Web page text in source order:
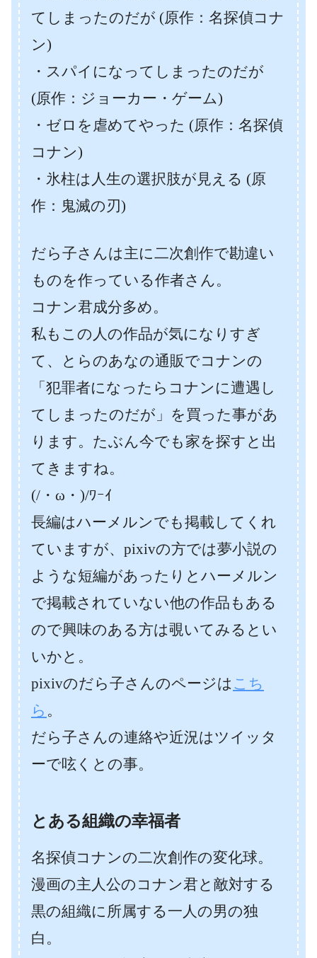
てしまったのだが (原作：名探偵コナ
ン)
・スパイになってしまったのだが
(原作：ジョーカー・ゲーム)
・ゼロを虐めてやった (原作：名探偵
コナン)
・氷柱は人生の選択肢が見える (原
作：鬼滅の刃)
だら子さんは主に二次創作で勘違い
ものを作っている作者さん。
コナン君成分多め。
私もこの人の作品が気になりすぎ
て、とらのあなの通販でコナンの
「犯罪者になったらコナンに遭遇し
てしまったのだが」を買った事があ
ります。たぶん今でも家を探すと出
てきますね。
(/・ω・)/ﾜｰｲ
長編はハーメルンでも掲載してくれ
ていますが、pixivの方では夢小説の
ような短編があったりとハーメルン
で掲載されていない他の作品もある
ので興味のある方は覗いてみるとい
いかと。
pixivのだら子さんのページは こち
ら 。
だら子さんの連絡や近況はツイッタ
ーで呟くとの事。
とある組織の幸福者
名探偵コナンの二次創作の変化球。
漫画の主人公のコナン君と敵対する
黒の組織に所属する一人の男の独
白。